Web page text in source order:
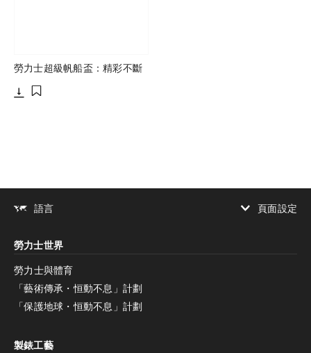
勞力士超級帆船盃：精彩不斷
語言
頁面設定
增加對比度
停用
減少動畫
減少動畫
停用
勞力士世界
勞力士與體育
「藝術傳承・恒動不息」計劃
「保護地球・恒動不息」計劃
製錶工藝